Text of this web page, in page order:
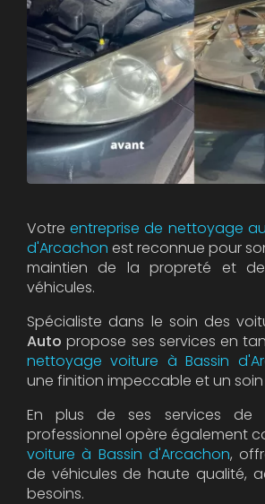
Votreentreprise de nettoyage
d'Arcachon est reconnue pour
maintien de la propreté et
véhicules.
Spécialiste dans le soin des
Auto propose ses services en
nettoyage voiture à Bassin
une finition impeccable et un
En plus de ses services de
professionnel opère également
voiture à Bassin d'Arcachon,
de véhicules de haute qualité,
besoins.